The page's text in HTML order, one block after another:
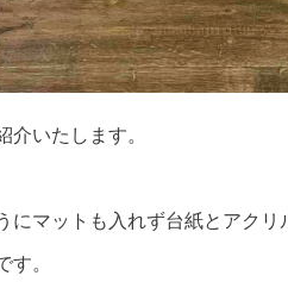
介いたします。
にマットも入れず台紙とアク
す。